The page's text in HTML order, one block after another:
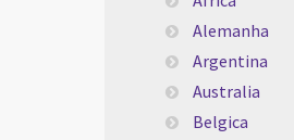
Alemanha
Argentina
Australia
Belgica